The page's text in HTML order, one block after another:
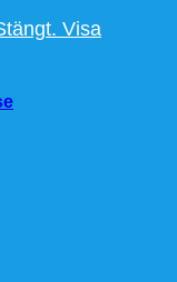
Visa